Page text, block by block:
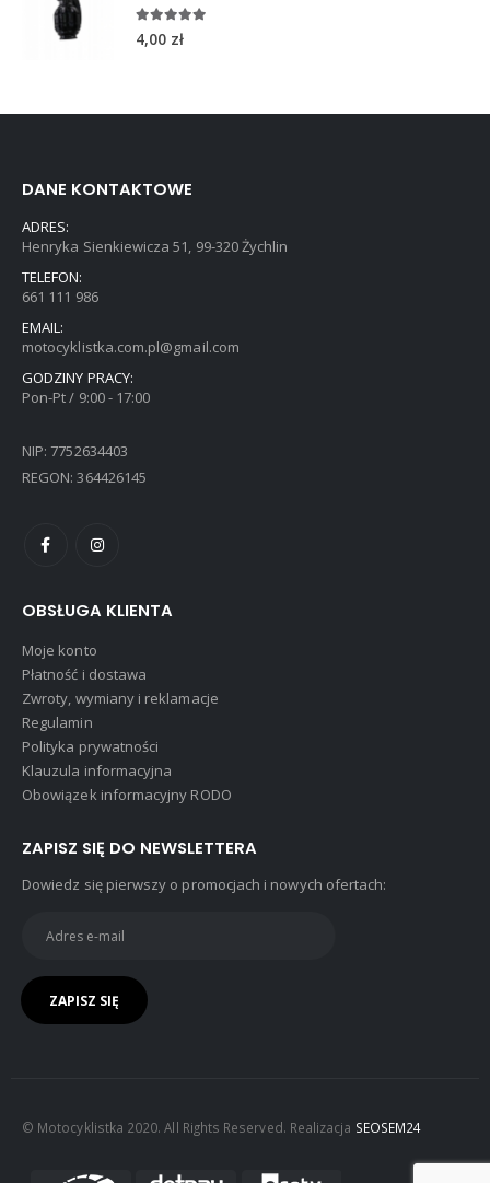
5.00 out of 5
4,00 zł
DANE KONTAKTOWE
ADRES:
Henryka Sienkiewicza 51, 99-320 Żychlin
TELEFON:
661 111 986
EMAIL:
motocyklistka.com.pl@gmail.com
GODZINY PRACY:
Pon-Pt / 9:00 - 17:00
NIP: 7752634403
REGON: 364426145
OBSŁUGA KLIENTA
Moje konto
Płatność i dostawa
Zwroty, wymiany i reklamacje
Regulamin
Polityka prywatności
Klauzula informacyjna
Obowiązek informacyjny RODO
ZAPISZ SIĘ DO NEWSLETTERA
Dowiedz się pierwszy o promocjach i nowych ofertach:
© Motocyklistka 2020. All Rights Reserved. Realizacja SEOSEM24